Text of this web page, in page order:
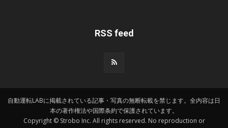
RSS feed
自動運転LABに掲載されている記事・写真の無断転載を禁じます。全内容は日
本の著作権法や国際条約で保護されています。
Copyright © Strobo Inc. All rights reserved. No reproduction or